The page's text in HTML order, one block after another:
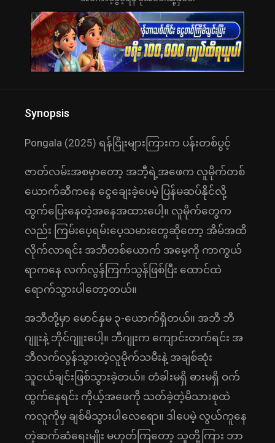
Synopsis
Pongala (2025) ရန်ငြိုးများကြားက ပန်းတစ်ပွင့်
ဇာတ်လမ်းအစမှာတော့ အဘီ့ရဲ့အဖေက လူမိုက်တစ်
ယောက်ဆီကနေ ငွေချေးခဲ့ပေမဲ့ ပြန်မဆပ်နိုင်လို့
ထွက်ပြေးနေတဲ့အနေအထားပေါ့။ လူမိုက်တွေက
လည်း ကြမ်းပေ့ရမ်းပေ့သမားတွေဆိုတော့ အိမ်အထိ
လိုက်လာရင်း အဘီတစ်ယောက် အမေ့ကို ကာကွယ်
ရာကနေ လက်လွန်ကြက်သွန်ဖြစ်ပြီး ထောင်ထဲ
ရောက်သွားပါတော့တယ်။
အဘီတို့မှာ မောင်နှမ ၃-ယောက်ရှိတယ်။ အဘီ ဘီ
ဂျူးနဲ့ ဘိုင်ဂျူးပေါ့။ ဘီဂျုးက ကျောင်းတက်ရင်း အ
ဘီလက်လွန်သွားတဲ့လူမိုက်သမီးနဲ့ အချစ်ဆုံး
သူငယ်ချင်းဖြစ်သွားခဲ့တယ်။ တံခါးမရှိ ဓားမရှိ ဝက်
ထွက်နေရင်း ကိုယ့်အဖေကို သတ်ခဲ့တဲ့မိသားစုထဲ
ကလူကိုမှ ချစ်မိသွားပါလေရော။ ဒါပေမဲ့ လွယ်ကူနေ
တဲ့ဆက်ဆံရေးမျိုး မဟုတ်ကြတော့ သူတို့ကြား ဘာ